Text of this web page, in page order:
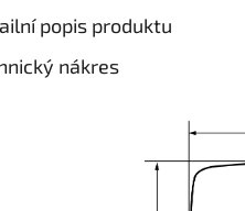
popis produktu
nákres